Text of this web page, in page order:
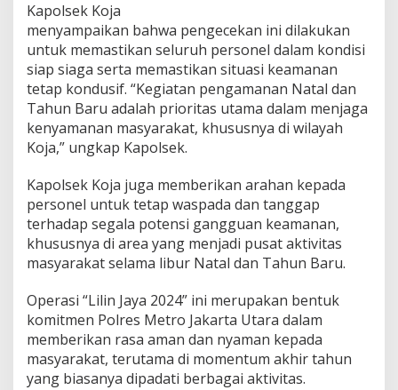
u
2
0
2
5
i
P
s
P
a
m
S
i
p
a
n
g
L
i
Kapolsek Koja
menyampaikan bahwa pengecekan ini dilakukan
untuk memastikan seluruh personel dalam kondisi
siap siaga serta memastikan situasi keamanan
tetap kondusif. “Kegiatan pengamanan Natal dan
Tahun Baru adalah prioritas utama dalam menjaga
kenyamanan masyarakat, khususnya di wilayah
Koja,” ungkap Kapolsek.
Kapolsek Koja juga memberikan arahan kepada
personel untuk tetap waspada dan tanggap
terhadap segala potensi gangguan keamanan,
khususnya di area yang menjadi pusat aktivitas
masyarakat selama libur Natal dan Tahun Baru.
Operasi “Lilin Jaya 2024” ini merupakan bentuk
komitmen Polres Metro Jakarta Utara dalam
memberikan rasa aman dan nyaman kepada
masyarakat, terutama di momentum akhir tahun
yang biasanya dipadati berbagai aktivitas.